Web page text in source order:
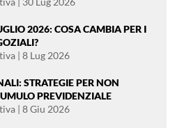
2026: COSA CAMBIA PER I
|8 Lug 2026
STRATEGIE PER NON
PREVIDENZIALE
|8 Giu 2026